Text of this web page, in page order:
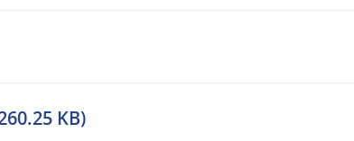
KB)